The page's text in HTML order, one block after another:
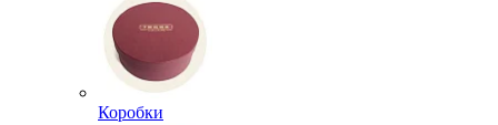
Коробки